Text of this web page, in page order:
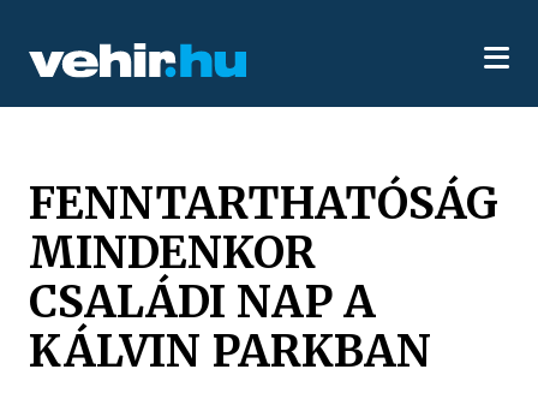
FENNTARTHATÓSÁG
MINDENKOR
CSALÁDI NAP A
KÁLVIN PARKBAN